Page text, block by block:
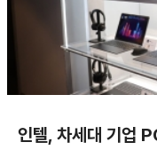
인텔, 차세대 기업